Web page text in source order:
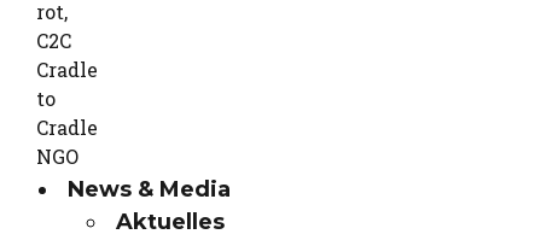
News & Media
Aktuelles